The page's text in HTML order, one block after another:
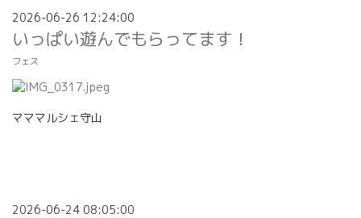
2026-06-26 12:24:00
いっぱい遊んでもらってます！
フェス
マママルシェ守山
2026-06-24 08:05:00